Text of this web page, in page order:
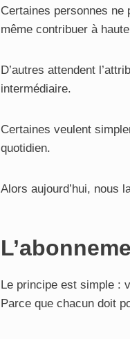
Certaines personnes ne
même contribuer à
D’autres attendent
intermédiaire.
Certaines veulent
quotidien.
Alors aujourd’hui, nous
Le principe est simple :
Parce que chacun doit